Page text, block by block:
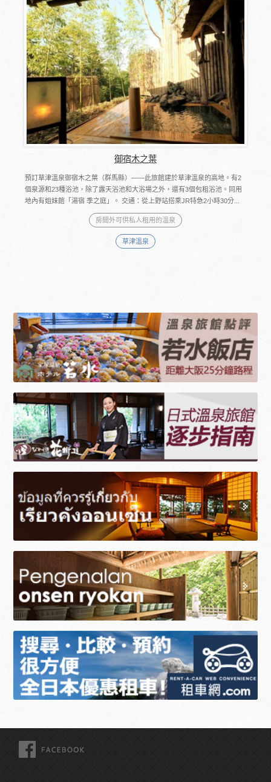
御宿木之葉
預訂草津溫泉御宿木之葉（群馬縣）――此旅館建於草津溫泉的高地。有2
個泉源和23種浴池，除了露天浴池和大浴場之外，還有3個包租浴池。同用
地內有姐妹館「湯宿 季之庭」。 交通：從上野站搭乘JR特急2小時30分...
房間外可供私人租用的溫泉
草津溫泉